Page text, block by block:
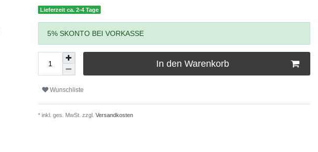
Lieferzeit ca. 2-4 Tage
5% SKONTO BEI VORKASSE
In den Warenkorb
Wunschliste
* inkl. ges. MwSt. zzgl. Versandkosten